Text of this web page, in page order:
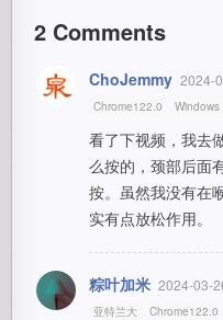
2 Comments
ChoJemmy 2024-
Chrome122.0 Windows
看了下视频，我去
么按的，颈部后面
按。虽然我没有在
实有点放松作用。
粽叶加米 2024-03-
亚特兰大 Chrome122.0